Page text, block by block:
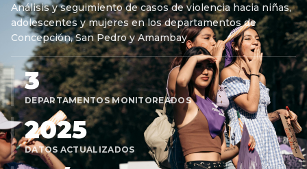
Análisis y seguimiento de casos de violencia hacia niñas,
adolescentes y mujeres en los departamentos de
Concepción, San Pedro y Amambay
3
DEPARTAMENTOS MONITOREADOS
2025
DATOS ACTUALIZADOS